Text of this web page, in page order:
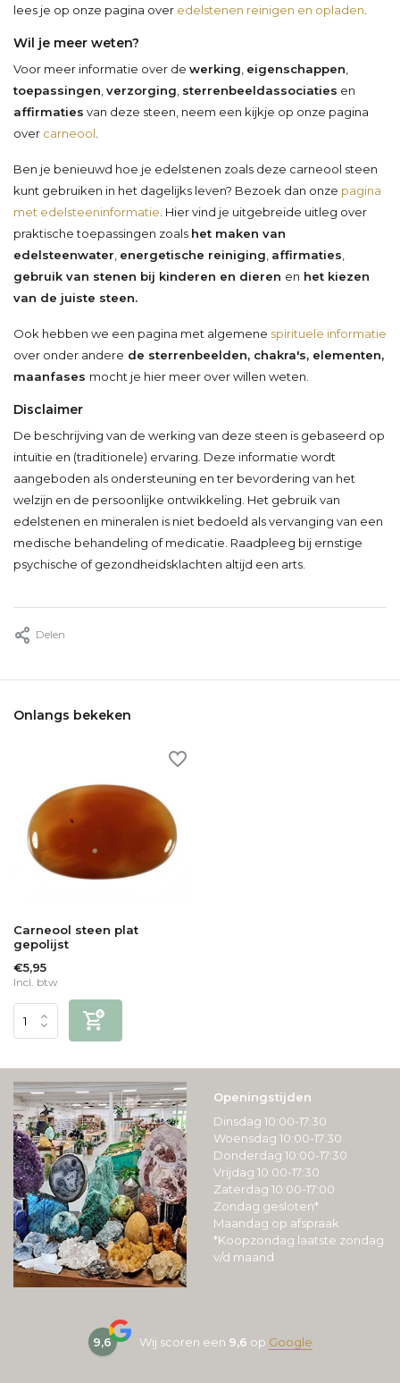
lees je op onze pagina over edelstenen reinigen en opladen
Wil je meer weten?
Voor meer informatie over de werking eigenschappen
toepassingen verzorging sterrenbeeldassociaties en
affirmaties van deze steen, neem een kijkje op onze pagina
over carneool
Ben je benieuwd hoe je edelstenen zoals deze carneool steen
kunt gebruiken in het dagelijks leven? Bezoek dan onze pagina
met edelsteeninformatie . Hier vind je uitgebreide uitleg over
praktische toepassingen zoals het maken van
edelsteenwater energetische reiniging affirmaties
gebruik van stenen bij kinderen en dieren en het kiezen
van de juiste steen.
Ook hebben we een pagina met algemene spirituele informatie
over onder andere de sterrenbeelden, chakra's, elementen,
maanfases mocht je hier meer over willen weten.
Disclaimer
De beschrijving van de werking van deze steen is gebaseerd op
intuïtie en (traditionele) ervaring. Deze informatie wordt
aangeboden als ondersteuning en ter bevordering van het
welzijn en de persoonlijke ontwikkeling. Het gebruik van
edelstenen en mineralen is niet bedoeld als vervanging van een
medische behandeling of medicatie. Raadpleeg bij ernstige
psychische of gezondheidsklachten altijd een arts.
Delen
Onlangs bekeken
Carneool steen plat
gepolijst
€5,95
Incl. btw
Openingstijden
Dinsdag 10:00-17:30
Woensdag 10:00-17:30
Donderdag 10:00-17:30
Vrijdag 10:00-17:30
Zaterdag 10:00-17:00
Zondag gesloten*
Maandag op afspraak
*Koopzondag laatste zondag
v/d maand
9,6 Wij scoren een 9,6 op Google